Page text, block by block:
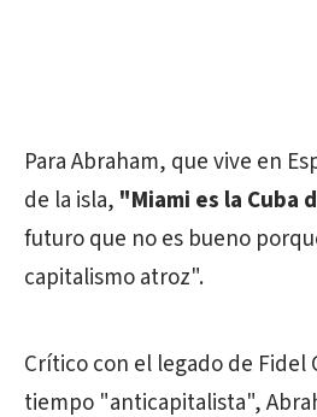
Para Abraham, que vive en
de la isla, "Miami es la Cuba
futuro que no es bueno
capitalismo atroz".
Crítico con el legado de Fidel
tiempo "anticapitalista",